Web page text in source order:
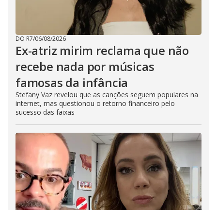
DO R7/06/08/2026
Ex-atriz mirim reclama que não
recebe nada por músicas
famosas da infância
Stefany Vaz revelou que as canções seguem populares na
internet, mas questionou o retorno financeiro pelo
sucesso das faixas